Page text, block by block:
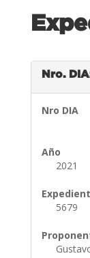
Nro.
Nro DIA
Año
2021
5679